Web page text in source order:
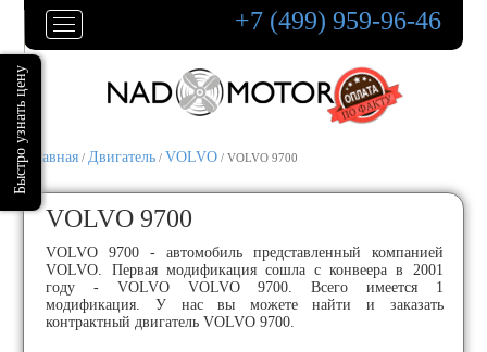
+7 (499) 959-96-46
Главная / Двигатель / VOLVO / VOLVO 9700
VOLVO 9700
VOLVO 9700 - автомобиль представленный компанией
VOLVO. Первая модификация сошла с конвеера в 2001
году - VOLVO VOLVO 9700. Всего имеется 1
модификация. У нас вы можете найти и заказать
контрактный двигатель VOLVO 9700.